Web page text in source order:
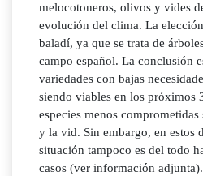
melocotoneros, olivos y vides
evolución del clima. La elección
baladí, ya que se trata de
campo español. La conclusión
variedades con bajas
siendo viables en los próximos
especies menos
y la vid. Sin embargo, en estos
situación tampoco es del todo
casos (ver información